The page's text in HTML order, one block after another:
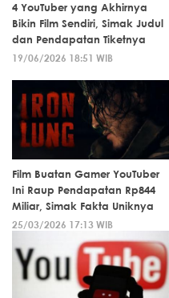
4 YouTuber yang Akhirnya
Bikin Film Sendiri, Simak Judul
dan Pendapatan Tiketnya
19/06/2026 18:51 WIB
Film Buatan Gamer YouTuber
Ini Raup Pendapatan Rp844
Miliar, Simak Fakta Uniknya
25/03/2026 17:13 WIB